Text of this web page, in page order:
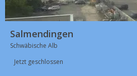
Salmendingen
Schwäbische Alb
Jetzt geschlossen